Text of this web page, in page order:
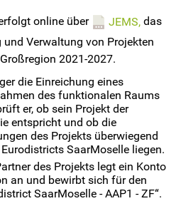
online über JEMS, das
Verwaltung von Projekten
2021-2027.
die Einreichung eines
des funktionalen Raums
er, ob sein Projekt der
entspricht und ob die
des Projekts überwiegend
SaarMoselle liegen.
des Projekts legt ein Konto
an und bewirbt sich für den
SaarMoselle - AAP1 - ZF“.